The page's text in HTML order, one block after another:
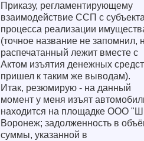
Приказу, регламентирующему
взаимодействие ССП с
процесса реализации
(точное название не запомнил,
распечатанный лежит вместе с
Актом изъятия денежных
пришел к таким же выводам).
Итак, резюмирую - на данный
момент у меня изъят
находится на площадке ООО
Воронеж; задолженность в
суммы, указанной в